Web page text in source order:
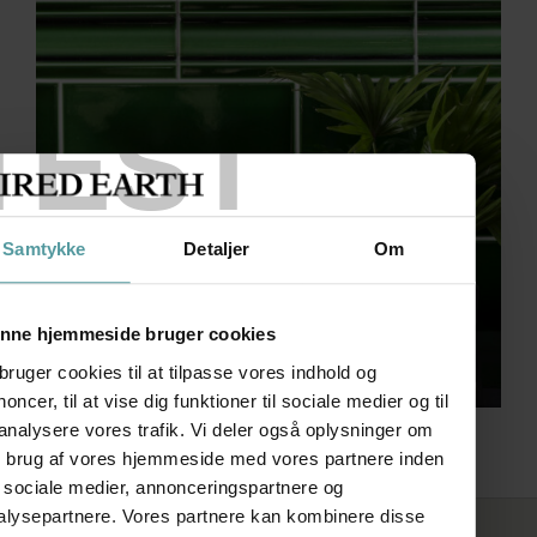
Samtykke Detaljer Om
hjemmeside bruger cookies
cookies til at tilpasse vores indhold og
til at vise dig funktioner til sociale medier og til
vores trafik. Vi deler også oplysninger om
brug af vores hjemmeside med vores partnere inden
medier, annonceringspartnere og
Vores partnere kan kombinere disse
Edwardian